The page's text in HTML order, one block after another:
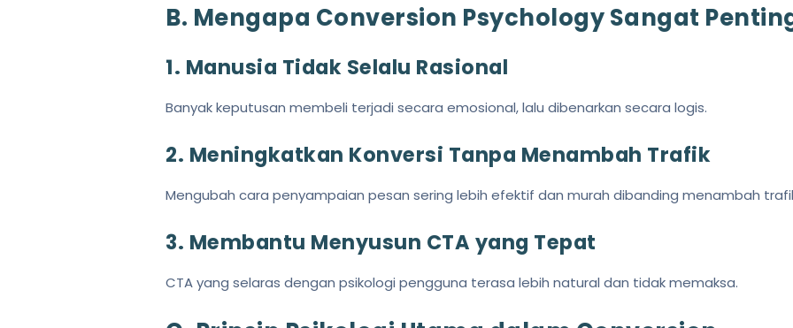
B. Mengapa Conversion Psychology Sangat
1. Manusia Tidak Selalu Rasional
Banyak keputusan membeli terjadi secara emosional, lalu dibenarkan secara logis.
2. Meningkatkan Konversi Tanpa Menambah Trafik
Mengubah cara penyampaian pesan sering lebih efektif dan murah dibanding menambah
3. Membantu Menyusun CTA yang Tepat
CTA yang selaras dengan psikologi pengguna terasa lebih natural dan tidak memaksa.